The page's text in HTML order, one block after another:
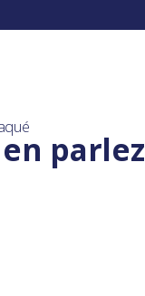
parlez